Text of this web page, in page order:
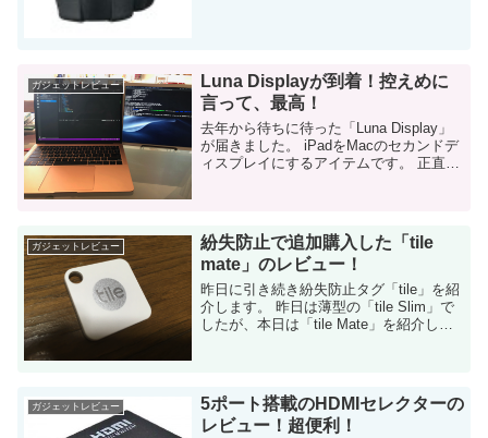
ガジェットレビュー
Luna Displayが到着！控えめに
言って、最高！
去年から待ちに待った「Luna Display」
が届きました。 iPadをMacのセカンドデ
ィスプレイにするアイテムです。 正直、
ガジェットレビュー
紛失防止で追加購入した「tile
mate」のレビュー！
昨日に引き続き紛失防止タグ「tile」を紹
介します。 昨日は薄型の「tile Slim」で
したが、本日は「tile Mate」を紹介しま
ガジェットレビュー
5ポート搭載のHDMIセレクターの
レビュー！超便利！